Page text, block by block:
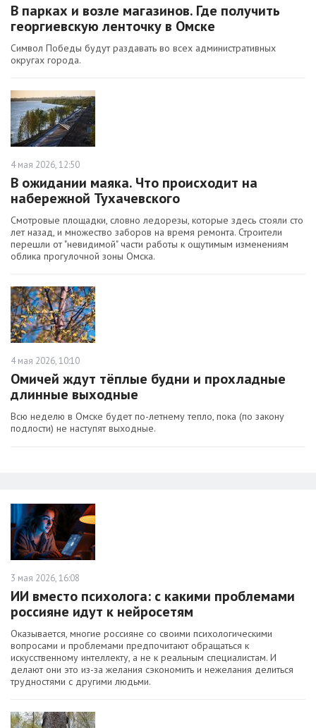
В парках и возле магазинов. Где получить
георгиевскую ленточку в Омске
Символ Победы будут раздавать во всех административных
округах города.
4 мая 2026, 12:50
В ожидании маяка. Что происходит на
набережной Тухачевского
Смотровые площадки, словно ледорезы, которые здесь стояли сто
лет назад, и множество заборов на время ремонта. Строители
перешли от "невидимой" части работы к ощутимым изменениям
облика прогулочной зоны Омска.
4 мая 2026, 10:10
Омичей ждут тёплые будни и прохладные
длинные выходные
Всю неделю в Омске будет по-летнему тепло, пока (по закону
подлости) не наступят выходные.
3 мая 2026, 16:08
ИИ вместо психолога: с какими проблемами
россияне идут к нейросетям
Оказывается, многие россияне со своими психологическими
вопросами и проблемами предпочитают обращаться к
искусственному интеллекту, а не к реальным специалистам. И
делают они это из-за желания сэкономить и нежелания делиться
трудностями с другими людьми.